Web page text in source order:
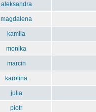
aleksandra
magdalena
kamila
monika
marcin
karolina
julia
piotr